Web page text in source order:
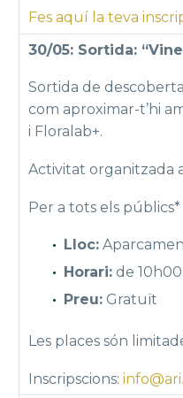
Fes aquí la teva
30/05: Sortida:
Sortida de
com aproximar-t’hi
i Floralab+.
Activitat organitzada
Per a tots els públics*
Lloc:
Horari: de
Preu: Gratuït
Les places són
Inscripscions: